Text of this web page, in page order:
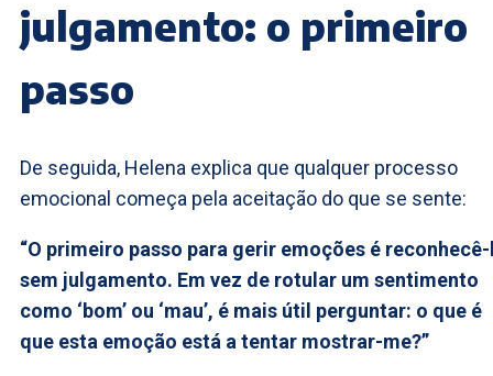
julgamento: o primeiro
passo
De seguida, Helena explica que qualquer processo
emocional começa pela aceitação do que se sente:
“O primeiro passo para gerir emoções é
sem julgamento. Em vez de rotular um sentimento
como ‘bom’ ou ‘mau’, é mais útil perguntar: o que é
que esta emoção está a tentar mostrar-me?”